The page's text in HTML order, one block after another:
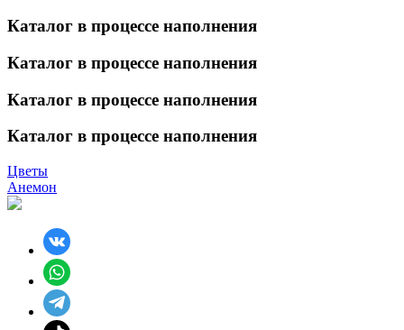
Каталог в процессе наполнения
Каталог в процессе наполнения
Каталог в процессе наполнения
Каталог в процессе наполнения
Цветы
Анемон